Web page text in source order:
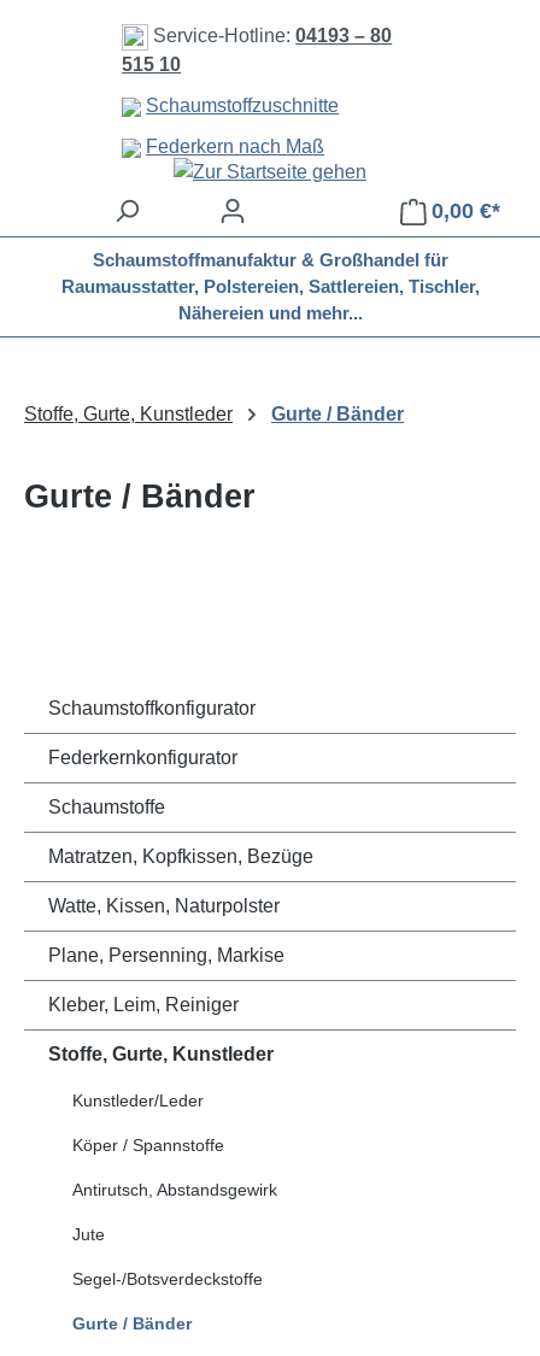
Zum Hauptinhalt springen
Service-Hotline:04193 – 80
515 10
Schaumstoffzuschnitte
Federkern nach Maß
0,00 €*
Schaumstoffmanufaktur & Großhandel für
Raumausstatter, Polstereien, Sattlereien, Tischler,
Nähereien und mehr...
Stoffe, Gurte, Kunstleder Gurte / Bänder
Gurte / Bänder
Schaumstoffkonfigurator
Federkernkonfigurator
Schaumstoffe
Matratzen, Kopfkissen, Bezüge
Watte, Kissen, Naturpolster
Plane, Persenning, Markise
Kleber, Leim, Reiniger
Stoffe, Gurte, Kunstleder
Kunstleder/Leder
Köper / Spannstoffe
Antirutsch, Abstandsgewirk
Jute
Segel-/Botsverdeckstoffe
Gurte / Bänder